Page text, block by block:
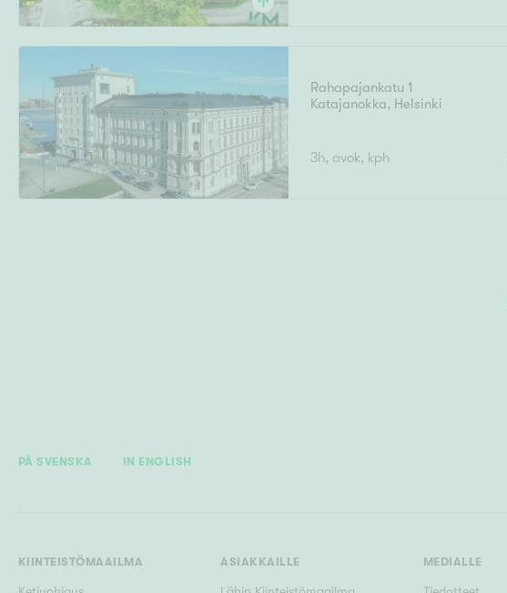
Rahapajankatu 1
Katajanokka, Helsinki
3h, avok, kph
PÅ SVENSKA IN ENGLISH
KIINTEISTÖMAAILMA ASIAKKAILLE MEDIALLE